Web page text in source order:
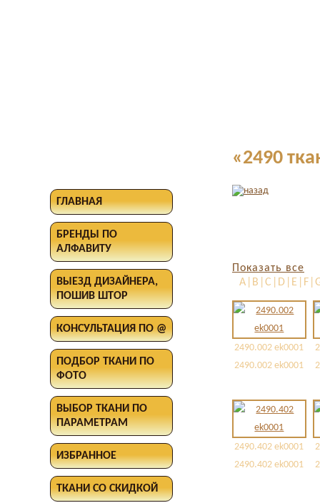
ГЛАВНАЯ
БРЕНДЫ ПО
АЛФАВИТУ
ВЫЕЗД ДИЗАЙНЕРА,
ПОШИВ ШТОР
КОНСУЛЬТАЦИЯ ПО @
ПОДБОР ТКАНИ ПО
ФОТО
ВЫБОР ТКАНИ ПО
ПАРАМЕТРАМ
ИЗБРАННОЕ
ТКАНИ СО СКИДКОЙ
«2490
Показать все
2490.002 ek0001
2490.002 ek0001
2490.402 ek0001
2490.402 ek0001